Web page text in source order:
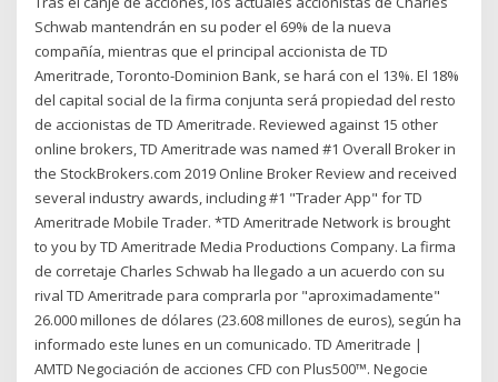
Schwab mantendrán en su poder el 69% de la nueva
compañía, mientras que el principal accionista de TD
Ameritrade, Toronto-Dominion Bank, se hará con el 13%. El 18%
del capital social de la firma conjunta será propiedad del resto
de accionistas de TD Ameritrade. Reviewed against 15 other
online brokers, TD Ameritrade was named #1 Overall Broker in
the StockBrokers.com 2019 Online Broker Review and received
several industry awards, including #1 "Trader App" for TD
Ameritrade Mobile Trader. *TD Ameritrade Network is brought
to you by TD Ameritrade Media Productions Company. La firma
de corretaje Charles Schwab ha llegado a un acuerdo con su
rival TD Ameritrade para comprarla por "aproximadamente"
26.000 millones de dólares (23.608 millones de euros), según ha
informado este lunes en un comunicado. TD Ameritrade |
AMTD Negociación de acciones CFD con Plus500™. Negocie